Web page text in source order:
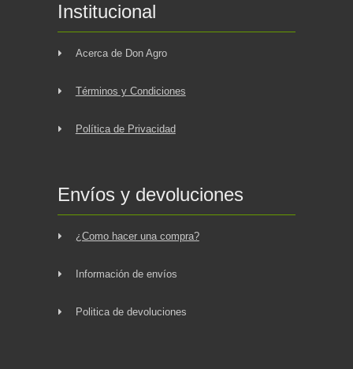
Institucional
Acerca de Don Agro
Términos y Condiciones
Política de Privacidad
Envíos y devoluciones
¿Como hacer una compra?
Información de envíos
Politica de devoluciones